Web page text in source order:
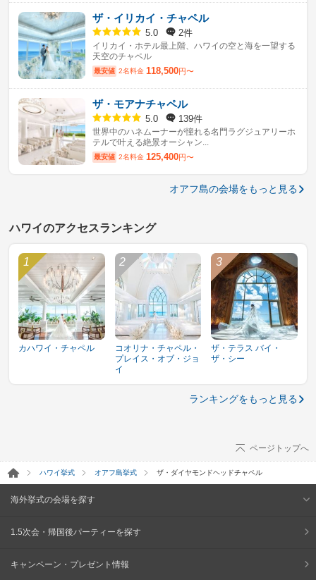
ザ・イリカイ・チャペル
5.0 2件
イリカイ・ホテル最上階、ハワイの空と海を一望する
天空のチャペル
最安値 2名料金 118,500円〜
ザ・モアナチャペル
5.0 139件
世界中のハネムーナーが憧れる名門ラグジュアリーホ
テルで叶える絶景オーシャン...
最安値 2名料金 125,400円〜
オアフ島の会場をもっと見る
ハワイのアクセスランキング
カハワイ・チャペル
コオリナ・チャペル・
プレイス・オブ・ジョ
イ
ザ・テラス バイ・
ザ・シー
ランキングをもっと見る
ページトップへ
ハワイ挙式 オアフ島挙式 ザ・ダイヤモンドヘッドチャペル
海外挙式の会場を探す
1.5次会・帰国後パーティーを探す
キャンペーン・プレゼント情報